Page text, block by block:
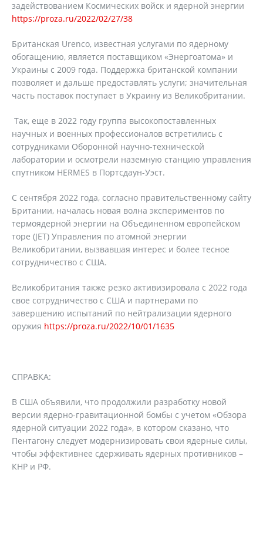
задействованием Космических войск и ядерной энергии
https://proza.ru/2022/02/27/38
Британская Urenco, известная услугами по ядерному
обогащению, является поставщиком «Энергоатома» и
Украины с 2009 года. Поддержка британской компании
позволяет и дальше предоставлять услуги; значительная
часть поставок поступает в Украину из Великобритании.
Так, еще в 2022 году группа высокопоставленных
научных и военных профессионалов встретились с
сотрудниками Оборонной научно-технической
лаборатории и осмотрели наземную станцию управления
спутником HERMES в Портсдаун-Уэст.
С сентября 2022 года, согласно правительственному сайту
Британии, началась новая волна экспериментов по
термоядерной энергии на Объединенном европейском
торе (JET) Управления по атомной энергии
Великобритании, вызвавшая интерес и более тесное
сотрудничество с США.
Великобритания также резко активизировала с 2022 года
свое сотрудничество с США и партнерами по
завершению испытаний по нейтрализации ядерного
оружия https://proza.ru/2022/10/01/1635
СПРАВКА:
В США объявили, что продолжили разработку новой
версии ядерно-гравитационной бомбы с учетом «Обзора
ядерной ситуации 2022 года», в котором сказано, что
Пентагону следует модернизировать свои ядерные силы,
чтобы эффективнее сдерживать ядерных противников –
КНР и РФ.